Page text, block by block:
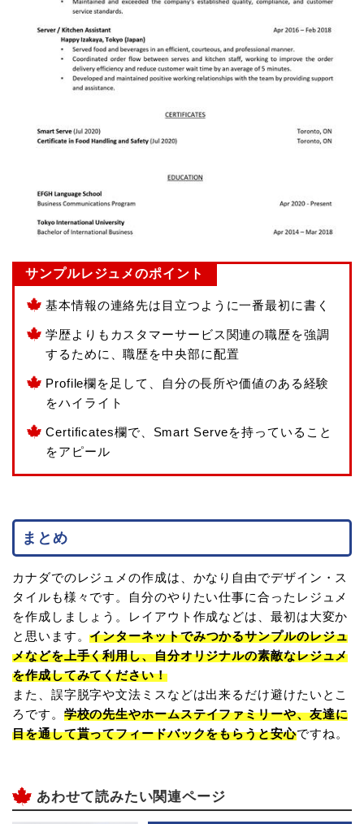
サンプルレジュメのポイント
基本情報の連絡先は目立つように一番最初に書く
学歴よりもカスタマーサービス関連の職歴を強調
するために、職歴を中央部に配置
Profile欄を足して、自分の長所や価値のある経験
をハイライト
Certificates欄で、Smart Serveを持っていること
をアピール
まとめ
カナダでのレジュメの作成は、かなり自由でデザイン・ス
タイルも様々です。自分のやりたい仕事に合ったレジュメ
を作成しましょう。レイアウト作成などは、最初は大変か
と思います。インターネットでみつかるサンプルのレジュ
メなどを上手く利用し、自分オリジナルの素敵なレジュメ
を作成してみてください！
また、誤字脱字や文法ミスなどは出来るだけ避けたいとこ
ろです。 学校の先生やホームステイファミリーや、友達に
目を通して貰ってフィードバックをもらうと安心ですね。
あわせて読みたい関連ページ